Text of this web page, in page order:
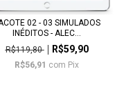
02 - 03 SIMULADOS
INÉDITOS - ALEC...
R$119,80
R$59,90
R$56,91 com Pix